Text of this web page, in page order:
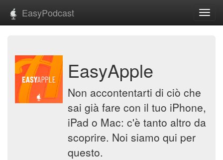
EasyPodcast
EasyApple
Non accontentarti di ciò che
sai già fare con il tuo iPhone,
iPad o Mac: c'è tanto altro da
scoprire. Noi siamo qui per
questo.